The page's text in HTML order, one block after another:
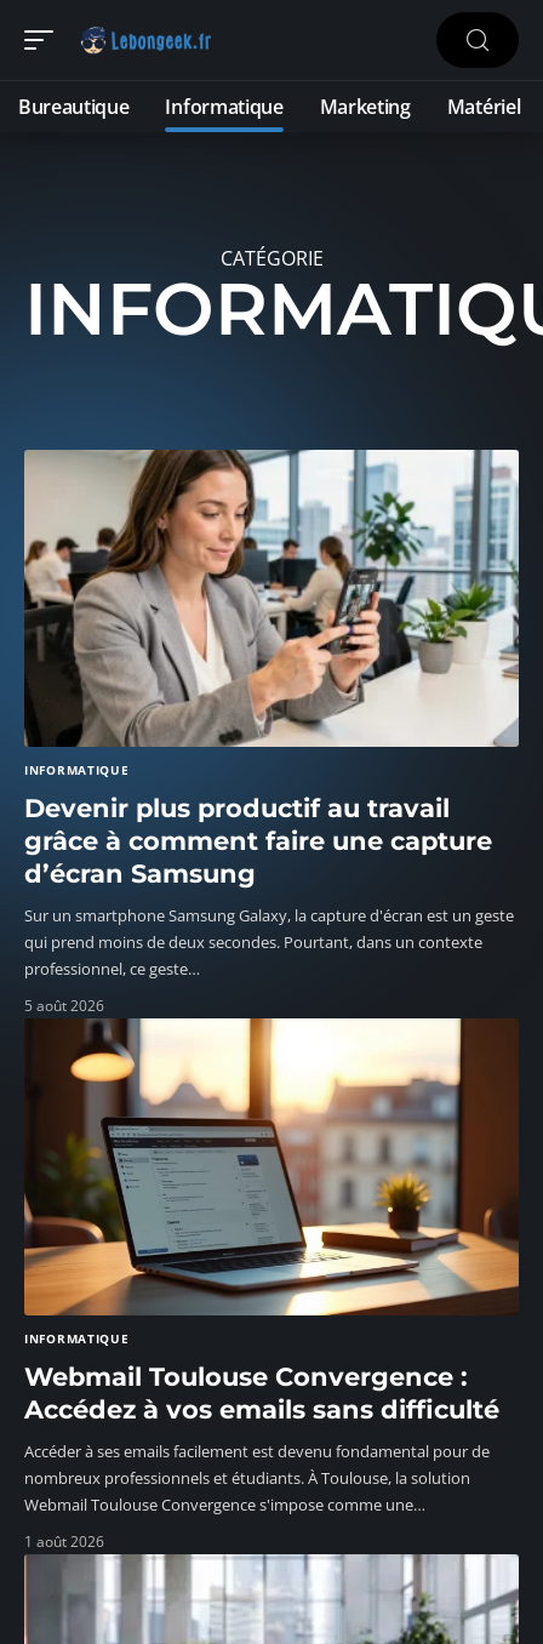
Bureautique Informatique Marketing Matériel
CATÉGORIE
INFORMATIQUE
Devenir plus productif au travail
grâce à comment faire une capture
d’écran Samsung
Sur un smartphone Samsung Galaxy, la capture d'écran est un geste
qui prend moins de deux secondes. Pourtant, dans un contexte
professionnel, ce geste…
5 août 2026
INFORMATIQUE
Webmail Toulouse Convergence :
Accédez à vos emails sans difficulté
Accéder à ses emails facilement est devenu fondamental pour de
nombreux professionnels et étudiants. À Toulouse, la solution
Webmail Toulouse Convergence s'impose comme une…
1 août 2026